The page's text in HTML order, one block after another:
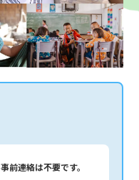
事前連絡は不要です。